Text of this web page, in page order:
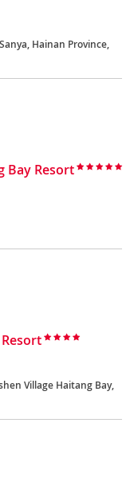
Hainan Province,
Bay Resort
Village Haitang Bay,